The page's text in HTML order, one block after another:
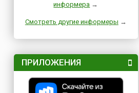
информера →
Смотреть другие информеры →
ПРИЛОЖЕНИЯ